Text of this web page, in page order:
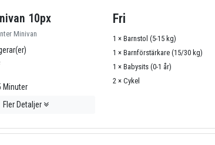
10px
Minivan
Minuter
Fler Detaljer
Fri
1 × Barnstol (5-15 kg)
1 × Barnförstärkare (15/30 kg)
1 × Babysits (0-1 år)
2 × Cykel